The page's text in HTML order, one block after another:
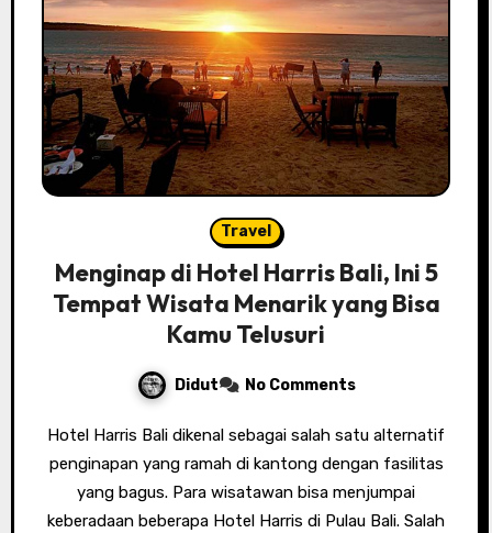
Travel
Menginap di Hotel Harris Bali, Ini 5
Tempat Wisata Menarik yang Bisa
Kamu Telusuri
Didut No Comments
Hotel Harris Bali dikenal sebagai salah satu alternatif
penginapan yang ramah di kantong dengan fasilitas
yang bagus. Para wisatawan bisa menjumpai
keberadaan beberapa Hotel Harris di Pulau Bali. Salah